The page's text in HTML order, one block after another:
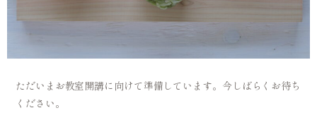
ただいまお教室開講に向けて準備しています。今しばらくお待ち
ください。